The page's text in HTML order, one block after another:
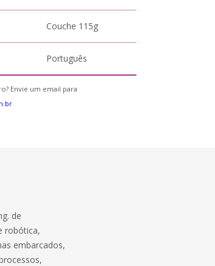
Couche 115g
Português
Envie um email para
de
robótica,
embarcados,